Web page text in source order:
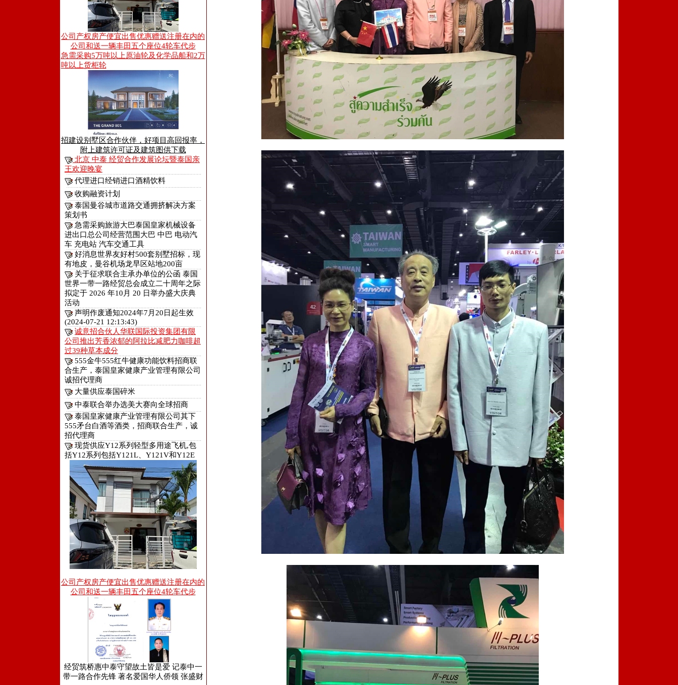
公司产权房产便宜出售优惠赠送注册在内的
公司和送一辆丰田五个座位4轮车代步
急需采购5万吨以上原油轮及化学品船和2万
吨以上货柜轮
招建设别墅区合作伙伴，好项目高回报率，
附上建筑许可证及建筑图供下载
北京 中泰 经贸合作发展论坛暨泰国亲
王欢迎晚宴
代理进口经销进口酒精饮料
收购融资计划
泰国曼谷城市道路交通拥挤解决方案
策划书
急需采购旅游大巴泰国皇家机械设备
进出口总公司经营范围大巴 中巴 电动汽
车 充电站 汽车交通工具
好消息世界友好村500套别墅招标，现
有地皮，曼谷机场龙早区站地200亩
关于征求联合主承办单位的公函 泰国
世界一带一路经贸总会成立二十周年之际
拟定于 2026 年10月 20 日举办盛大庆典
活动
声明作废通知2024年7月20日起生效
(2024-07-21 12:13:43)
诚意招合伙人华联国际投资集团有限
公司推出芳香浓郁的阿拉比减肥力咖啡超
过39种草本成分
555金牛555红牛健康功能饮料招商联
合生产，泰国皇家健康产业管理有限公司
诚招代理商
大量供应泰国碎米
中泰联合举办选美大赛向全球招商
泰国皇家健康产业管理有限公司其下
555矛台白酒等酒类，招商联合生产，诚
招代理商
现货供应Y12系列轻型多用途飞机,包
括Y12系列包括Y121L、Y121V和Y12E
公司产权房产便宜出售优惠赠送注册在内的
公司和送一辆丰田五个座位4轮车代步
经贸筑桥惠中泰守望故土皆是爱 记泰中一
带一路合作先锋 著名爱国华人侨领 张盛财